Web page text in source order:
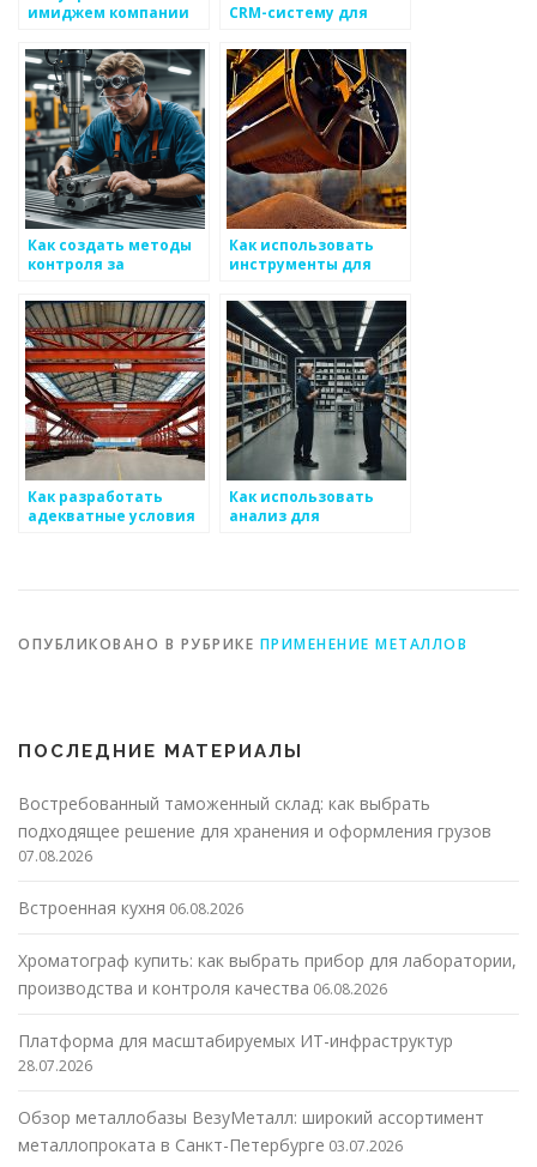
имиджем компании
продаж
металлоизделий
CRM-систему для
бизнеса в области
металоизделий
Как создать методы
контроля за
компонентного
монтажа в
металоизделиях
Как использовать
инструменты для
при работе над
проектами с
металоизделиями
Как разработать
адекватные условия
Как использовать
анализ для
ОПУБЛИКОВАНО В РУБРИКЕ ПРИМЕНЕНИЕ МЕТАЛЛОВ
ПОСЛЕДНИЕ МАТЕРИАЛЫ
Востребованный таможенный склад: как выбрать
подходящее решение для хранения и оформления грузов
07.08.2026
Встроенная кухня 06.08.2026
Хроматограф купить: как выбрать прибор для лаборатории,
производства и контроля качества 06.08.2026
Платформа для масштабируемых ИТ-инфраструктур
28.07.2026
Обзор металлобазы ВезуМеталл: широкий ассортимент
металлопроката в Санкт-Петербурге 03.07.2026